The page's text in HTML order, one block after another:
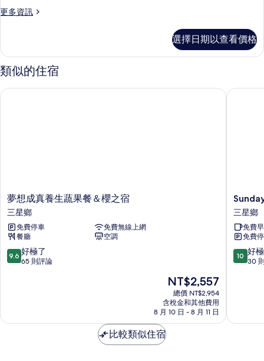
所
相
片
更多資訊
更
雙
人
房
詳
選擇日期以查看價格
類似的住宿
夢
想
成
真
養
生
蔬
宿
夢想成真養生蔬果餐＆櫻之宿
三星鄉
免費停車
免費無線上網
餐廳
空調
9.6
分，
極
9.6 好極了
65 則評論
現
在
價
格
為
NT$2,557
總價 NT$2,954
含稅金和其他費用
8 月 10 日 - 8 月 11 日
夢想成真養生蔬果餐＆櫻之宿
Sunday
Home
三
星
鄉
三星鄉
免費
免費
10.0
分，
極
10 好
30
Sunday
比較類似住宿